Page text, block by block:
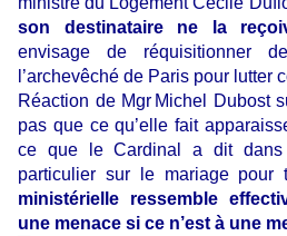
son destinataire ne la
envisage de réquisitionner
l’archevêché de Paris pour lutter
Réaction de Mgr Michel Dubost
pas que ce qu’elle fait
ce que le Cardinal a dit dans
particulier sur le mariage pour
ministérielle ressemble
une menace si ce n’est à une